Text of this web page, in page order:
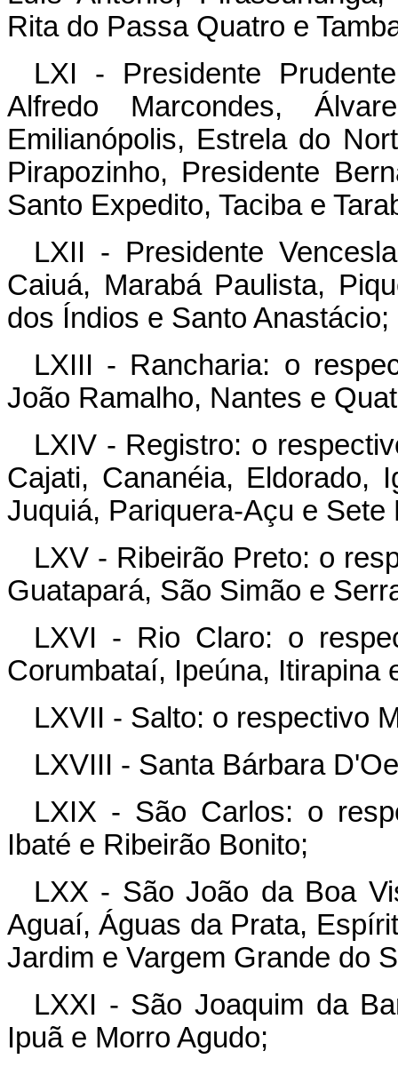
Rita do Passa Quatro e
LXI - Presidente
Alfredo Marcondes,
Emilianópolis, Estrela do
Pirapozinho, Presidente
Santo Expedito, Taciba e
LXII - Presidente
Caiuá, Marabá Paulista,
dos Índios e Santo Anastácio;
LXIII - Rancharia: o
João Ramalho, Nantes e
LXIV - Registro: o
Cajati, Cananéia, Eldorado,
Juquiá, Pariquera-Açu e Sete
LXV - Ribeirão Preto: o
Guatapará, São Simão e
LXVI - Rio Claro: o
Corumbataí, Ipeúna, Itirapina
LXVII - Salto: o respectivo
LXVIII - Santa Bárbara
LXIX - São Carlos: o
Ibaté e Ribeirão Bonito;
LXX - São João da Boa
Aguaí, Águas da Prata,
Jardim e Vargem Grande do
LXXI - São Joaquim da
Ipuã e Morro Agudo;